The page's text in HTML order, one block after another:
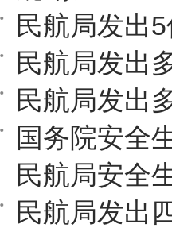
民航局发出
民航局发出
民航局发出
国务院安全
民航局安全
民航局发出